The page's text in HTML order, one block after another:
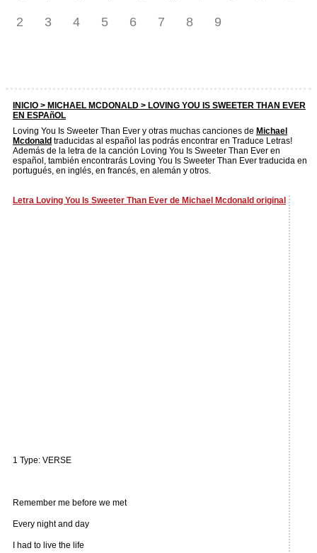
2
3 4 5 6 7 8 9
INICIO > MICHAEL MCDONALD > LOVING YOU IS SWEETER THAN EVER
EN ESPAñOL
Loving You Is Sweeter Than Ever y otras muchas canciones de Michael
Mcdonald traducidas al español las podrás encontrar en Traduce Letras!
Además de la letra de la canción Loving You Is Sweeter Than Ever en
español, también encontrarás Loving You Is Sweeter Than Ever traducida en
portugués, en inglés, en francés, en alemán y otros.
Letra Loving You Is Sweeter Than Ever de Michael Mcdonald original
1 Type: VERSE
Remember me before we met
Every night and day
I had to live the life